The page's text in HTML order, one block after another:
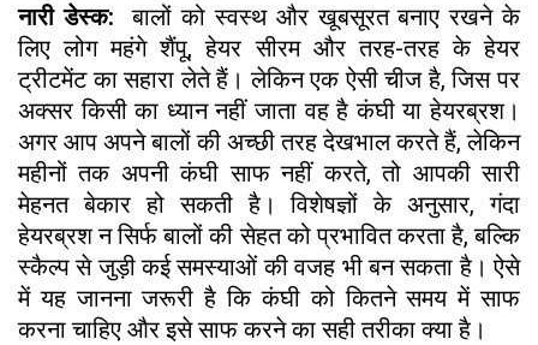
नारी डेस्क:
बालों को स्वस्थ और खूबसूरत बनाए रखने के
लिए लोग महंगे शैंपू, हेयर सीरम और तरह-तरह के हेयर
ट्रीटमेंट का सहारा लेते हैं। लेकिन एक ऐसी चीज है, जिस पर
अक्सर किसी का ध्यान नहीं जाता वह है कंघी या हेयरब्रश।
अगर आप अपने बालों की अच्छी तरह देखभाल करते हैं, लेकिन
महीनों तक अपनी कंघी साफ नहीं करते, तो आपकी सारी
मेहनत बेकार हो सकती है। विशेषज्ञों के अनुसार, गंदा
हेयरब्रश न सिर्फ बालों की सेहत को प्रभावित करता है, बल्कि
स्कैल्प से जुड़ी कई समस्याओं की वजह भी बन सकता है। ऐसे
में यह जानना जरूरी है कि कंघी को कितने समय में साफ
करना चाहिए और इसे साफ करने का सही तरीका क्या है।